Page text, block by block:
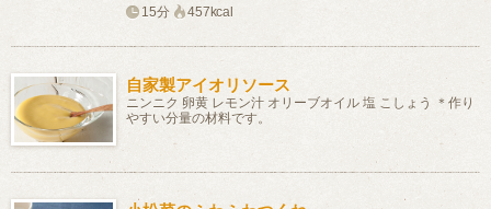
15分
457kcal
自家製アイオリソース
ニンニク 卵黄 レモン汁 オリーブオイル 塩 こしょう ＊作り
やすい分量の材料です。